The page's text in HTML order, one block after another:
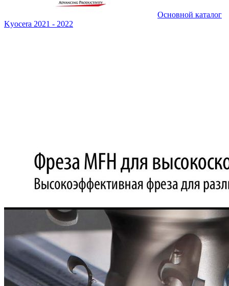
Основной каталог
Kyocera 2021 - 2022